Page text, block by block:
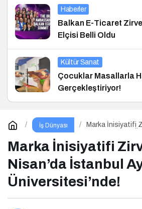
Haberler
Balkan E-Ticaret
Elçisi Belli Oldu
Kültür Sanat
Çocuklar Masallarla
Gerçekleştiriyor!
İş Dünyası
Marka İnisiyatifi
Marka İnisiyatifi
Nisan’da İstanbul
Üniversitesi’nde!